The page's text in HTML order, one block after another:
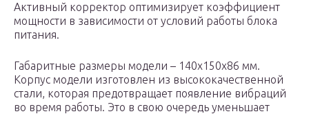
Активный корректор оптимизирует коэффициент
мощности в зависимости от условий работы блока
питания.
Габаритные размеры модели – 140x150x86 мм.
Корпус модели изготовлен из высококачественной
стали, которая предотвращает появление вибраций
во время работы. Это в свою очередь уменьшает